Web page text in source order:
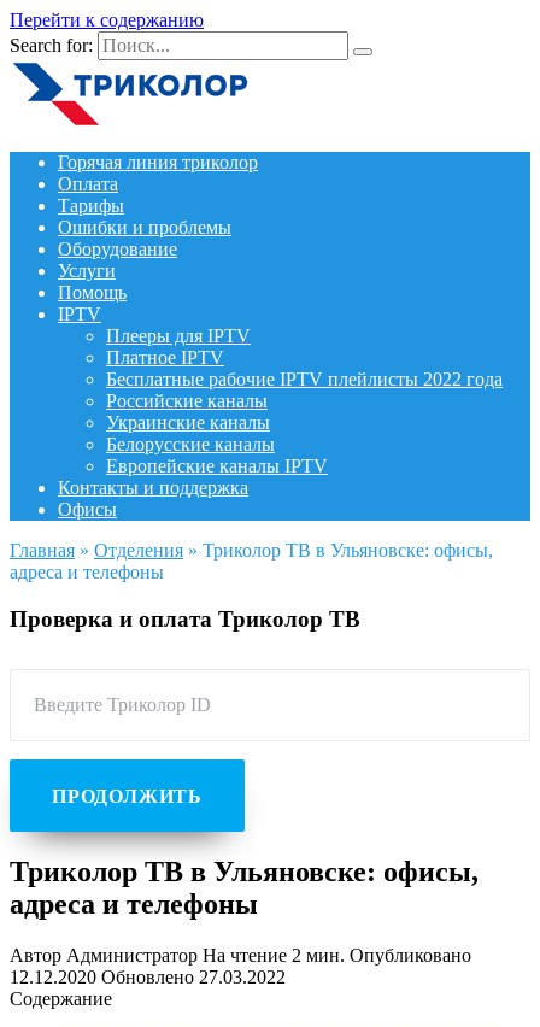
Перейти к содержанию
Search for:
Горячая линия триколор
Оплата
Тарифы
Ошибки и проблемы
Оборудование
Услуги
Помощь
IPTV
Плееры для IPTV
Платное IPTV
Бесплатные рабочие IPTV плейлисты 2022 года
Российские каналы
Украинские каналы
Белорусские каналы
Европейские каналы IPTV
Контакты и поддержка
Офисы
Главная » Отделения » Триколор ТВ в Ульяновске: офисы,
адреса и телефоны
Проверка и оплата Триколор ТВ
Введите Триколор ID
ПРОДОЛЖИТЬ
Триколор ТВ в Ульяновске: офисы,
адреса и телефоны
Автор Администратор На чтение 2 мин. Опубликовано
12.12.2020 Обновлено 27.03.2022
Содержание